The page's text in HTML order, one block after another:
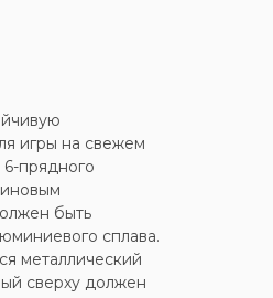
игры на свежем
прядного
быть
сплава.
металлический
сверху должен